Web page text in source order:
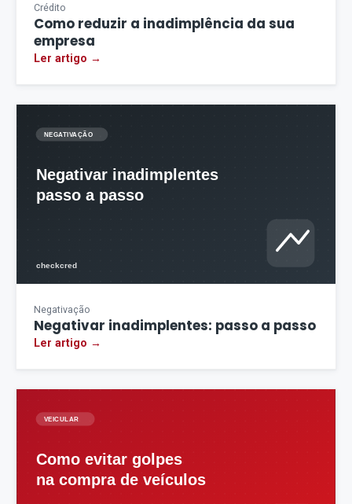
Crédito
Como reduzir a inadimplência da sua
empresa
Ler artigo →
Negativação
Negativar inadimplentes: passo a passo
Ler artigo →